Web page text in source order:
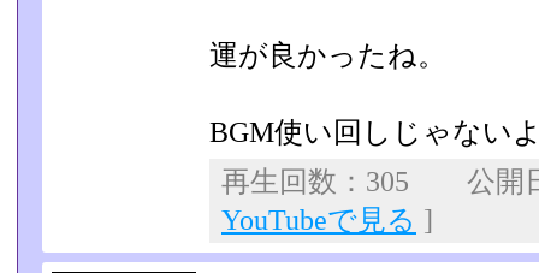
運が良かったね。
BGM使い回しじゃない
再生回数：305 公開
YouTubeで見る ]